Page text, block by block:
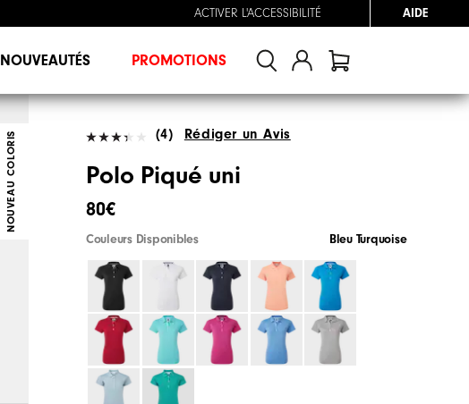
ACTIVER L'ACCESSIBILITÉ AIDE
NOUVEAUTÉS PROMOTIONS
NOUVEAU COLORIS (4) Rédiger un Avis
Polo Piqué uni
80€
Couleurs Disponibles Bleu Turquoise